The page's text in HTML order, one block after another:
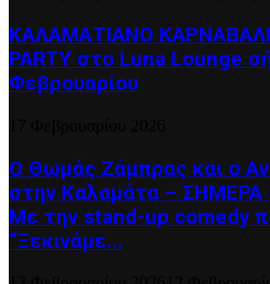
ΚΑΛΑΜΑΤΙΑΝΟ ΚΑΡΝΑΒΑΛΙ
PARTY στο Luna Lounge
Φεβρουαρίου
Ο Θωμάς Ζάμπρας και ο
στην Καλαμάτα –
Με την stand-up comedy
“Ξεκινάμε...